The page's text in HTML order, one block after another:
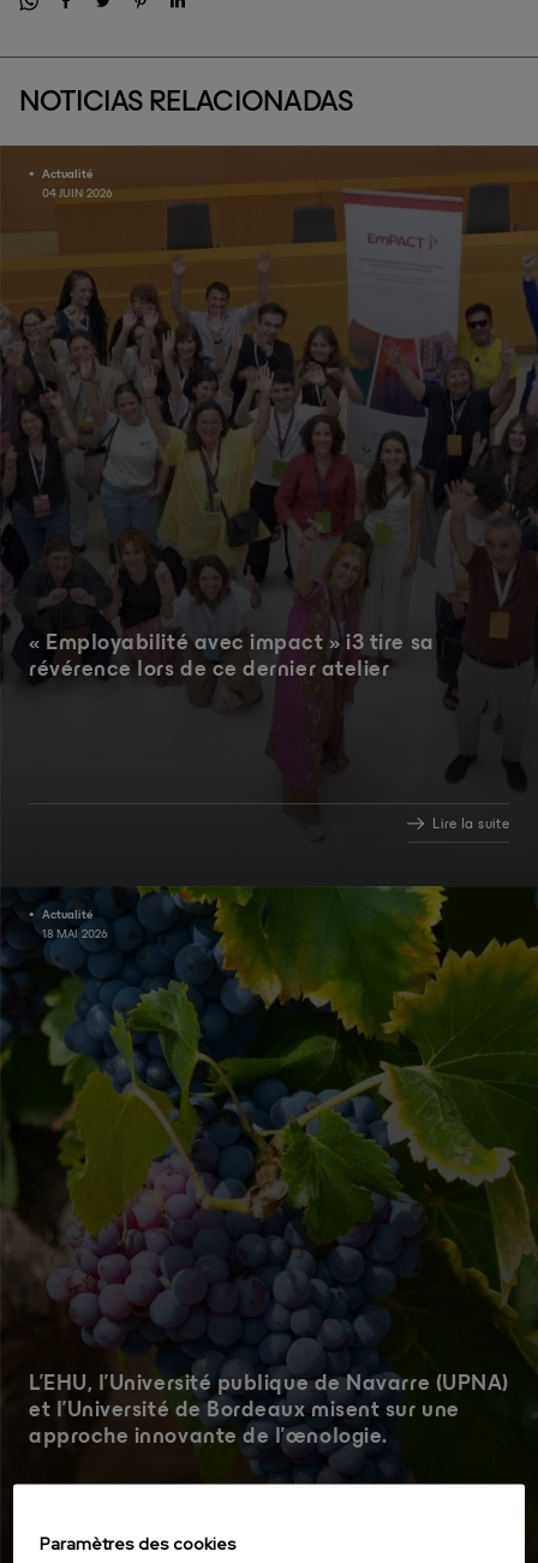
NOTICIAS RELACIONADAS
Actualité
04 JUIN 2026
« Employabilité avec impact » i3 tire sa
révérence lors de ce dernier atelier
Lire la suite
Actualité
18 MAI 2026
L’EHU, l’Université publique de Navarre (UPNA)
et l’Université de Bordeaux misent sur une
approche innovante de l’œnologie.
Paramètres des cookies